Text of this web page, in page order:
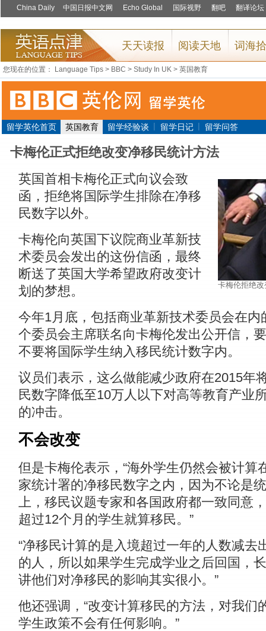
您现在的位置： Language Tips > BBC > Study In UK > 英国教育
留学英伦首页 英国教育 留学经验谈 | 留学日记 | 留学问答
卡梅伦正式拒绝改变净移民统计方法
卡梅伦拒绝
英国首相卡梅伦正式向议会致
函，拒绝将国际学生排除在净移
民数字以外。
卡梅伦向英国下议院商业革新技
术委员会发出的这份信函，最终
断送了英国大学希望政府改变计
划的梦想。
今年1月底，包括商业革新技术委员会在内
个委员会主席联名向卡梅伦发出公开信，
不要将国际学生纳入移民统计数字内。
议员们表示，这么做能减少政府在2015年
民数字降低至10万人以下对高等教育产业
的冲击。
不会改变
但是卡梅伦表示，“海外学生仍然会被计算
家统计署的净移民数字之内，因为不论是
上，移民议题专家和各国政府都一致同意
超过12个月的学生就算移民。”
“净移民计算的是入境超过一年的人数减去
的人，所以如果学生完成学业之后回国，
讲他们对净移民的影响其实很小。”
他还强调，“改变计算移民的方法，对我们
学生政策不会有任何影响。”